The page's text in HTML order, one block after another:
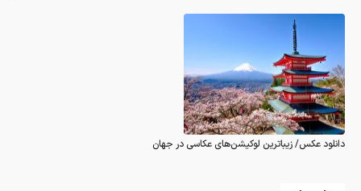
دانلود عکس/ زیباترین لوکیشن‌های عکاسی در جهان